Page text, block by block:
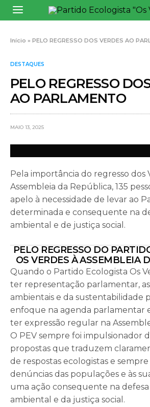
Início »PELO REGRESSO DOS VERDES AO
DESTAQUES
PELO REGRESSO
AO PARLAMENTO
MAIO 13, 2025
Pela importância do regresso dos
Assembleia da República, 135
apelo à necessidade de levar ao
determinada e consequente na
ambiental e de justiça social.
PELO REGRESSO DO
OS VERDES À ASSEMBLEIA
Quando o Partido Ecologista Os
ter representação parlamentar,
ambientais e da sustentabilidade
enfoque na agenda parlamentar
ter expressão regular na
O PEV sempre foi impulsionador
propostas que traduzem
de respostas ecologistas e
denúncias das populações e às
uma ação consequente na
ambiental e da justiça social.